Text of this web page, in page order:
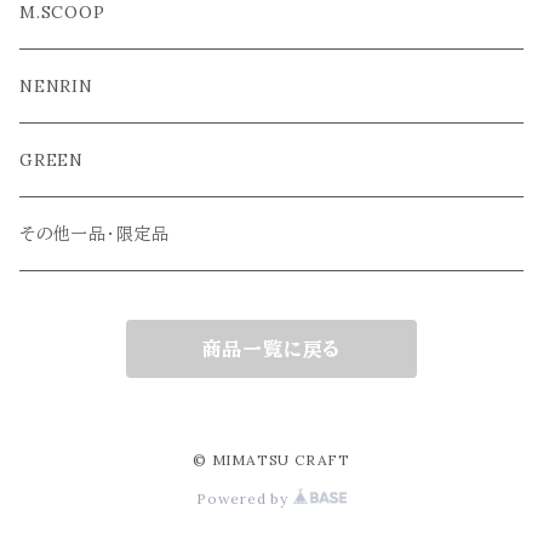
M.SCOOP
NENRIN
GREEN
その他一品・限定品
商品一覧に戻る
© MIMATSU CRAFT
Powered by